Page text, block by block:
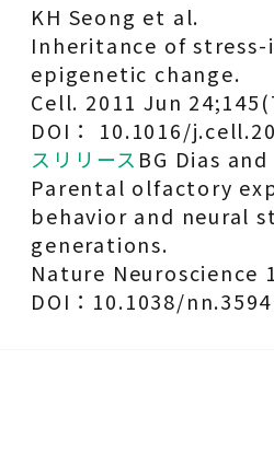
KH Seong et al.
Inheritance of
epigenetic change.
Cell. 2011 Jun
DOI： 10.1016/
スリリース BG Dias
Parental olfactory
behavior and neural
generations.
Nature Neuroscience
DOI：10.1038/nn.3594